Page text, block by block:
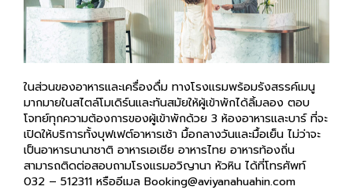
มากมายในสไตล์โมเดิร์นและทันสมัยให้ผู้เข้าพักได้ลิ้มลอง ตอบ
โจทย์ทุกความต้องการของผู้เข้าพักด้วย 3 ห้องอาหารและบาร์ ที่จะ
เปิดให้บริการทั้งบุฟเฟต์อาหารเช้า มื้อกลางวันและมื้อเย็น ไม่ว่าจะ
เป็นอาหารนานาชาติ อาหารเอเชีย อาหารไทย อาหารท้องถิ่น
สามารถติดต่อสอบถามโรงแรมอวิญานา หัวหิน ได้ที่โทรศัพท์
032 – 512311 หรืออีเมล Booking@aviyanahuahin.com
Facebook Fanpag/Instagram : aviyanahuahin.